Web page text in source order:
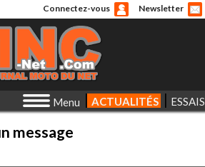
Connectez-vous Newsletter
Menu ACTUALITÉS ESSAIS
message